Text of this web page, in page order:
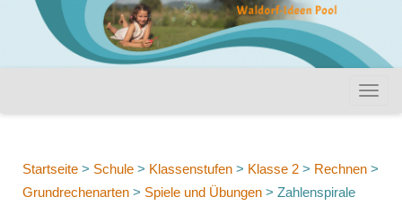
Startseite > Schule > Klassenstufen > Klasse 2 > Rechnen >
Grundrechenarten > Spiele und Übungen > Zahlenspirale